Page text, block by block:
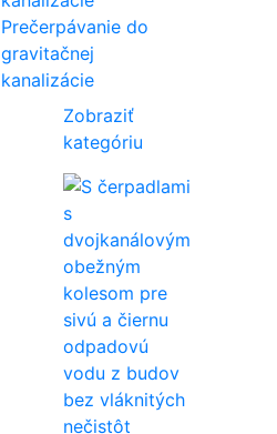
Prečerpávanie do
gravitačnej
kanalizácie
Zobraziť
kategóriu